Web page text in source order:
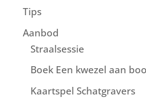
Tips
Aanbod
Straalsessie
Boek Een kwezel aan
Kaartspel Schatgravers